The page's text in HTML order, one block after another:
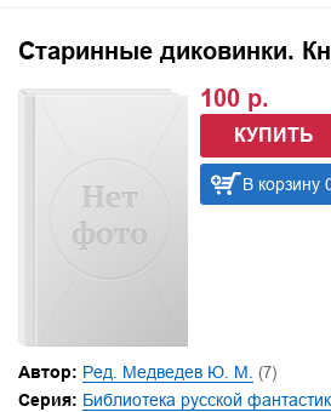
Старинные диковинки.
100 р.
КУПИТЬ
В корзину
Автор: Ред. Медведев Ю. М. (7)
Серия: Библиотека русской